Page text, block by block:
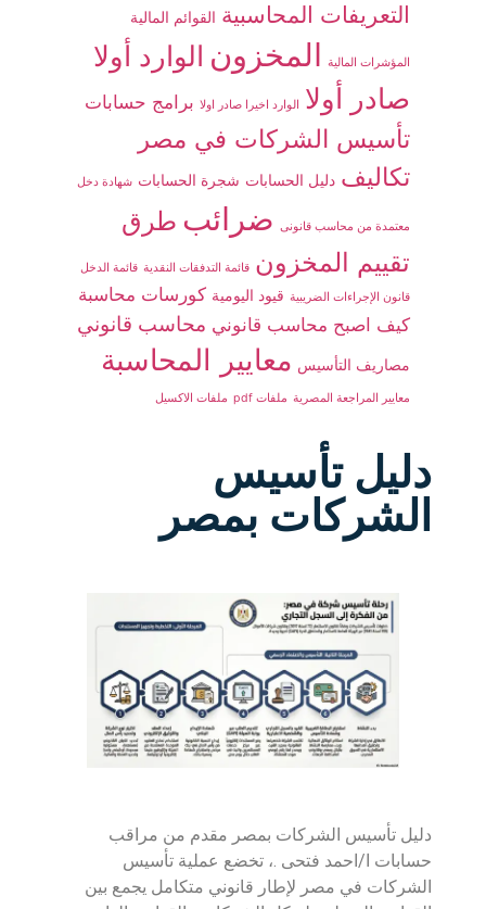
التعريفات المحاسبية القوائم المالية
المؤشرات المالية المخزون الوارد أولا
صادر أولا الوارد اخيرا صادر اولا برامج حسابات
تأسيس الشركات في مصر
تكاليف دليل الحسابات شجرة الحسابات شهادة دخل
معتمدة من محاسب قانونى ضرائب طرق
تقييم المخزون قائمة التدفقات النقدية قائمة الدخل
قانون الإجراءات الضريبية قيود اليومية كورسات محاسبة
كيف اصبح محاسب قانوني محاسب قانوني
مصاريف التأسيس معايير المحاسبة
معايير المراجعة المصرية ملفات pdf ملفات الاكسيل
دليل تأسيس
الشركات بمصر
دليل تأسيس الشركات بمصر مقدم من مراقب
حسابات ا/احمد فتحى .، تخضع عملية تأسيس
الشركات في مصر لإطار قانوني متكامل يجمع بين